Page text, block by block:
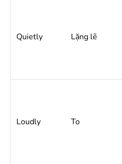
Quietly Lặng lẽ
Loudly To